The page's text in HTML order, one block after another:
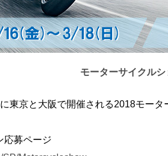
モーターサイクル
東京と大阪で開催される2018モー
応募ページ